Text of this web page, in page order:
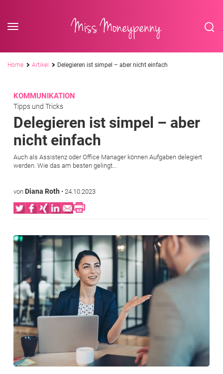
Miss Moneypenny
Pfadnavigation
Home Artikel Delegieren ist simpel – aber nicht einfach
KOMMUNIKATION
Tipps und Tricks
Delegieren ist simpel – aber
nicht einfach
Auch als Assistenz oder Office Manager können Aufgaben delegiert
werden. Wie das am besten gelingt...
von Diana Roth • 24.10.2023
Bild